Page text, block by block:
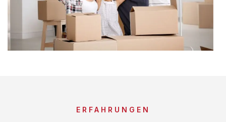
ERFAHRUNGEN